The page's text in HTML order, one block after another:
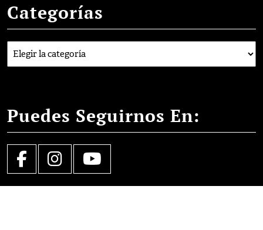
Categorías
Categorías
Puedes Seguirnos En:
Facebook Instagram